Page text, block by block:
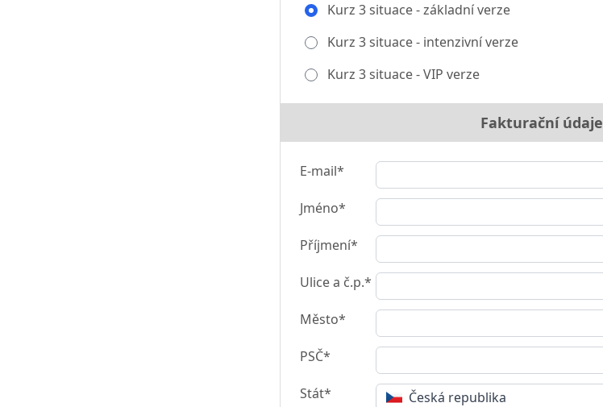
Kurz 3 situace - základní verze
Kurz 3 situace - intenzivní verze
Kurz 3 situace - VIP verze
Fakturační údaje
E-mail*
Jméno*
Příjmení*
Ulice a č.p.*
Město*
PSČ*
Stát*
Česká republika